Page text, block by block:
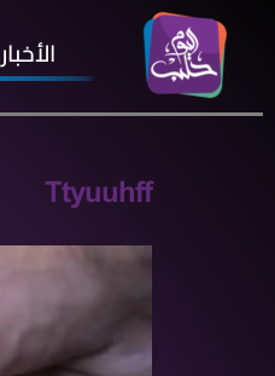
الأخبار
Ttyuuhff